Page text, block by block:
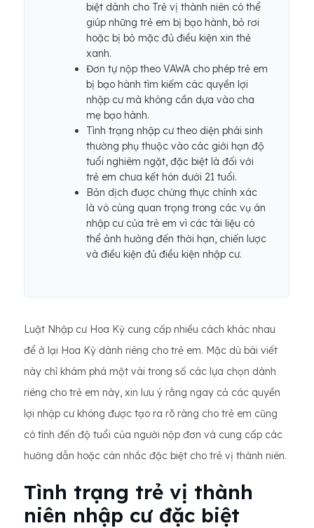
biệt dành cho Trẻ vị thành niên có thể
giúp những trẻ em bị bạo hành, bỏ rơi
hoặc bị bỏ mặc đủ điều kiện xin thẻ
xanh.
Đơn tự nộp theo VAWA cho phép trẻ em
bị bạo hành tìm kiếm các quyền lợi
nhập cư mà không cần dựa vào cha
mẹ bạo hành.
Tình trạng nhập cư theo diện phái sinh
thường phụ thuộc vào các giới hạn độ
tuổi nghiêm ngặt, đặc biệt là đối với
trẻ em chưa kết hôn dưới 21 tuổi.
Bản dịch được chứng thực chính xác
là vô cùng quan trọng trong các vụ án
nhập cư của trẻ em vì các tài liệu có
thể ảnh hưởng đến thời hạn, chiến lược
và điều kiện đủ điều kiện nhập cư.
Luật Nhập cư Hoa Kỳ cung cấp nhiều cách khác nhau
để ở lại Hoa Kỳ dành riêng cho trẻ em. Mặc dù bài viết
này chỉ khám phá một vài trong số các lựa chọn dành
riêng cho trẻ em này, xin lưu ý rằng ngay cả các quyền
lợi nhập cư không được tạo ra rõ ràng cho trẻ em cũng
có tính đến độ tuổi của người nộp đơn và cung cấp các
hướng dẫn hoặc cân nhắc đặc biệt cho trẻ vị thành niên.
Tình trạng trẻ vị thành
niên nhập cư đặc biệt